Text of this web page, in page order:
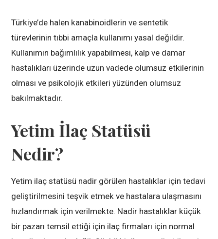
Türkiye’de halen kanabinoidlerin ve sentetik
türevlerinin tıbbi amaçla kullanımı yasal değildir.
Kullanımın bağımlılık yapabilmesi, kalp ve damar
hastalıkları üzerinde uzun vadede olumsuz etkilerinin
olması ve psikolojik etkileri yüzünden olumsuz
bakılmaktadır.
Yetim İlaç Statüsü
Nedir?
Yetim ilaç statüsü nadir görülen hastalıklar için tedavi
geliştirilmesini teşvik etmek ve hastalara ulaşmasını
hızlandırmak için verilmekte. Nadir hastalıklar küçük
bir pazarı temsil ettiği için ilaç firmaları için normal